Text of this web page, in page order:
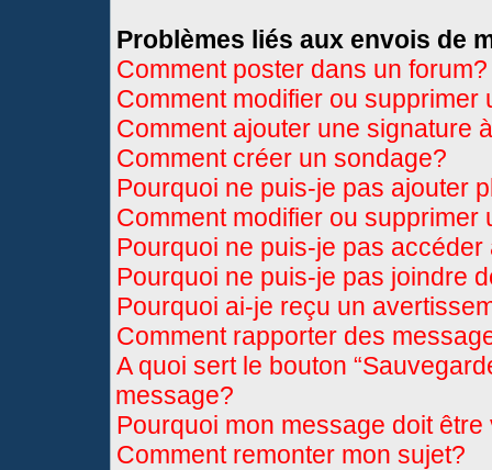
Problèmes liés aux envois de
Comment poster dans un forum?
Comment modifier ou supprimer
Comment ajouter une signature
Comment créer un sondage?
Pourquoi ne puis-je pas ajouter
Comment modifier ou supprimer
Pourquoi ne puis-je pas accéder
Pourquoi ne puis-je pas joindre
Pourquoi ai-je reçu un
Comment rapporter des
A quoi sert le bouton
message?
Pourquoi mon message doit être
Comment remonter mon sujet?